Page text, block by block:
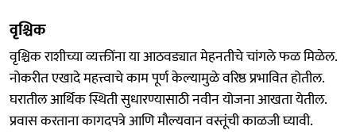
वृश्चिक
वृश्चिक राशीच्या व्यक्तींना या आठवड्यात मेहनतीचे चांगले फळ मिळेल.
नोकरीत एखादे महत्त्वाचे काम पूर्ण केल्यामुळे वरिष्ठ प्रभावित होतील.
घरातील आर्थिक स्थिती सुधारण्यासाठी नवीन योजना आखता येतील.
प्रवास करताना कागदपत्रे आणि मौल्यवान वस्तूंची काळजी घ्यावी.